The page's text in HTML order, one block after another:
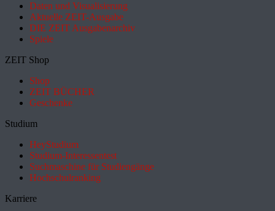
Daten und Visualisierung
Aktuelle ZEIT-Ausgabe
DIE ZEIT Ausgabenarchiv
Spiele
ZEIT Shop
Shop
ZEIT BÜCHER
Geschenke
Studium
HeyStudium
Studium-Interessentest
Suchmaschine für Studiengänge
Hochschulranking
Karriere